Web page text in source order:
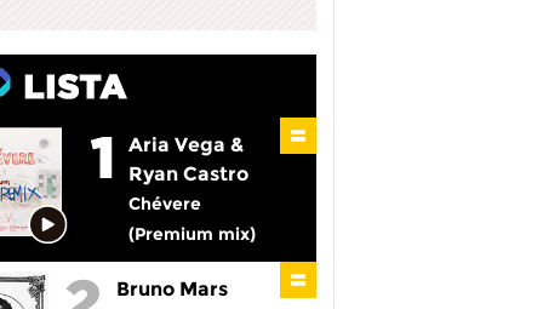
Aria Vega &
Ryan Castro
Chévere
(Premium mix)
Bruno Mars